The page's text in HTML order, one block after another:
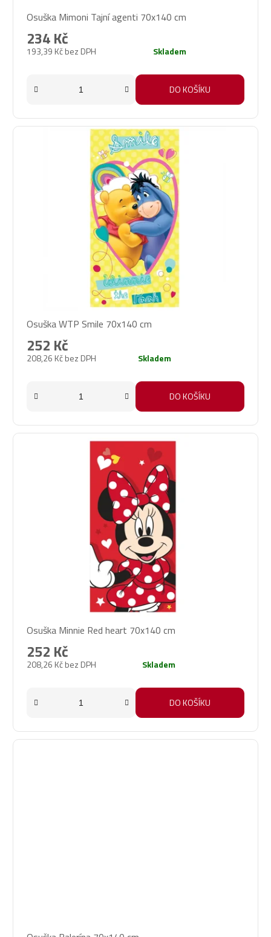
Osuška Mimoni Tajní agenti 70x140 cm
193,39 Kč bez DPH
234 Kč
Skladem
DO KOŠÍKU
Osuška WTP Smile 70x140 cm
208,26 Kč bez DPH
252 Kč
Skladem
DO KOŠÍKU
Osuška Minnie Red heart 70x140 cm
208,26 Kč bez DPH
252 Kč
Skladem
DO KOŠÍKU